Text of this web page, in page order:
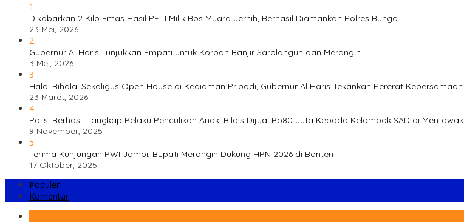
1
Dikabarkan 2 Kilo Emas Hasil PETI Milik Bos Muara Jernih, Berhasil Diamankan Polres Bungo
23 Mei, 2026
2
Gubernur Al Haris Tunjukkan Empati untuk Korban Banjir Sarolangun dan Merangin
3 Mei, 2026
3
Halal Bihalal Sekaligus Open House di Kediaman Pribadi, Gubernur Al Haris Tekankan Pererat Kebersamaan
23 Maret, 2026
4
Polisi Berhasil Tangkap Pelaku Penculikan Anak, Bilqis Dijual Rp80 Juta Kepada Kelompok SAD di Mentawak
9 November, 2025
5
Terima Kunjungan PWI Jambi, Bupati Merangin Dukung HPN 2026 di Banten
17 Oktober, 2025
Populer
Komentar